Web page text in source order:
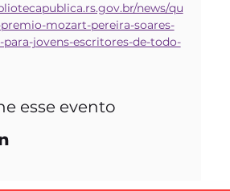
news/qu
mozart-pereira-soares-
para-jovens-escritores-de-todo-
esse evento